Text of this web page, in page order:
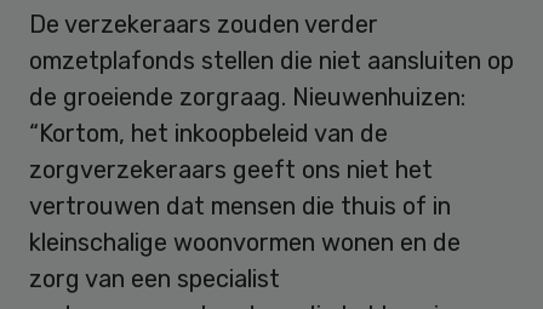
De verzekeraars zouden verder
omzetplafonds stellen die niet aansluiten op
de groeiende zorgraag. Nieuwenhuizen:
“Kortom, het inkoopbeleid van de
zorgverzekeraars geeft ons niet het
vertrouwen dat mensen die thuis of in
kleinschalige woonvormen wonen en de
zorg van een specialist